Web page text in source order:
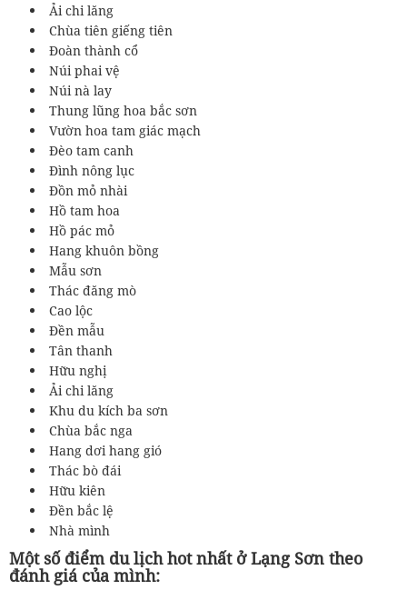
Ải chi lăng
Chùa tiên giếng tiên
Đoàn thành cổ
Núi phai vệ
Núi nà lay
Thung lũng hoa bắc sơn
Vườn hoa tam giác mạch
Đèo tam canh
Đình nông lục
Đồn mỏ nhài
Hồ tam hoa
Hồ pác mỏ
Hang khuôn bồng
Mẫu sơn
Thác đăng mò
Cao lộc
Đền mẫu
Tân thanh
Hữu nghị
Ải chi lăng
Khu du kích ba sơn
Chùa bắc nga
Hang dơi hang gió
Thác bò đái
Hữu kiên
Đền bắc lệ
Nhà mình
Một số điểm du lịch hot nhất ở Lạng Sơn theo
đánh giá của mình: